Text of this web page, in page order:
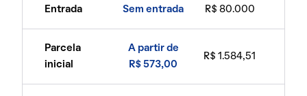
Entrada Sem entrada R$ 80.000
Parcela
inicial
A partir de
R$ 573,00
R$ 1.584,51